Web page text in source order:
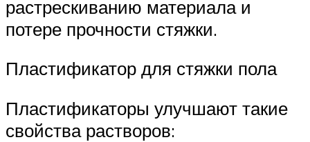
растрескиванию материала и
потере прочности стяжки.
Пластификатор для стяжки пола
Пластификаторы улучшают такие
свойства растворов: